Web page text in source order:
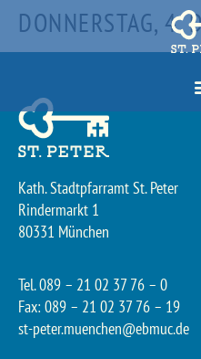
DONNERSTAG, 4.
Kath. Stadtpfarramt St. Peter
Rindermarkt 1
80331 München
Tel. 089 – 21 02 37 76 – 0
Fax: 089 – 21 02 37 76 – 19
st-peter.muenchen@ebmuc.de